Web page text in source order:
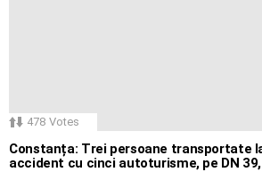
478 Votes
Constanța: Trei persoane transportate
accident cu cinci autoturisme, pe DN